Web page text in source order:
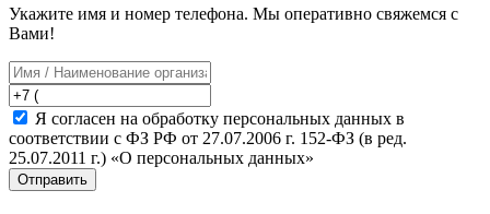
Укажите имя и номер телефона. Мы оперативно свяжемся с
Вами!
Я согласен на обработку персональных данных в
соответствии с ФЗ РФ от 27.07.2006 г. 152-ФЗ (в ред.
25.07.2011 г.) «О персональных данных»
Отправить